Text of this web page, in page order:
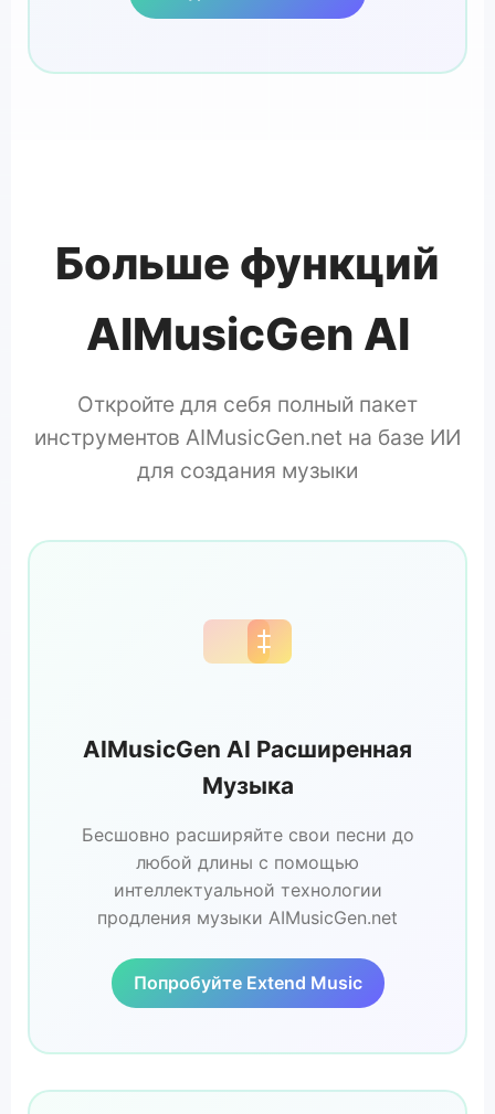
Больше функций
AIMusicGen AI
Откройте для себя полный пакет
инструментов AIMusicGen.net на базе ИИ
для создания музыки
AIMusicGen AI Расширенная
Музыка
Бесшовно расширяйте свои песни до
любой длины с помощью
интеллектуальной технологии
продления музыки AIMusicGen.net
Попробуйте Extend Music